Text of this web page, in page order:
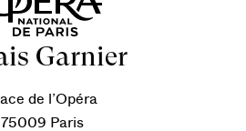
Garnier
de l’Opéra
75009 Paris